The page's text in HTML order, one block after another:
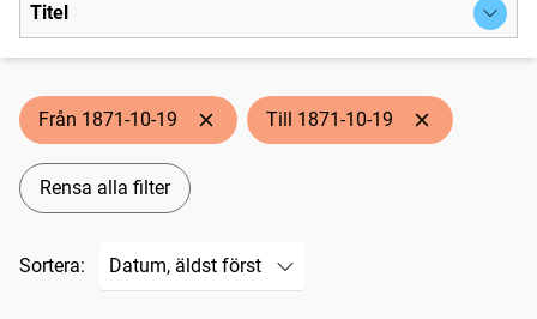
Titel
Från 1871-10-19 Till 1871-10-19
Rensa alla filter
Sortera: